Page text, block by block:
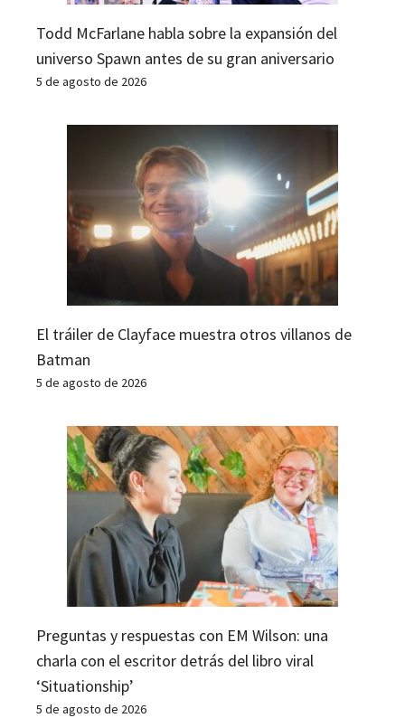
Todd McFarlane habla sobre la expansión del
universo Spawn antes de su gran aniversario
5 de agosto de 2026
El tráiler de Clayface muestra otros villanos de
Batman
5 de agosto de 2026
Preguntas y respuestas con EM Wilson: una
charla con el escritor detrás del libro viral
‘Situationship’
5 de agosto de 2026